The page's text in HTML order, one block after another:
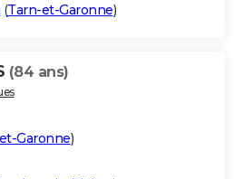
(Tarn-et-Garonne)
(84 ans)
Garonne)